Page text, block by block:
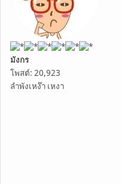
มังกร
โพสต์: 20,923
ลำพังเหง๊า เหงา